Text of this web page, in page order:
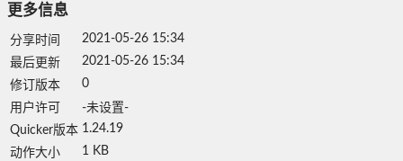
更多信息
分享时间
2021-05-26 15:34
最后更新
2021-05-26 15:34
修订版本
0
用户许可
-未设置-
Quicker版本 1.24.19
动作大小
1 KB